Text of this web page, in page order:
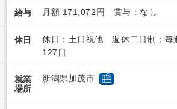
給与 月額 171,072円 賞与：なし
休日
休日：土日祝他 週休二日制：毎
127日
就業
場所
新潟県加茂市